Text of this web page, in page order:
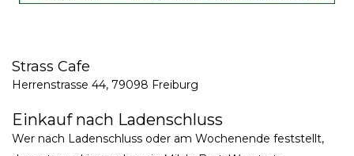
Strass Cafe
Herrenstrasse 44, 79098 Freiburg
Einkauf nach Ladenschluss
Wer nach Ladenschluss oder am Wochenende feststellt,